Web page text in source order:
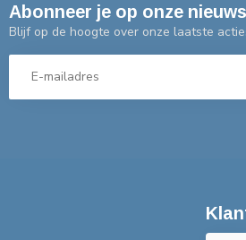
Abonneer je op onze
Blijf op de hoogte over onze laatste